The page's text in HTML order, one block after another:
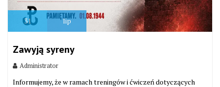
31 lip
Zawyją syreny
Administrator
Informujemy, że w ramach treningów i ćwiczeń dotyczących